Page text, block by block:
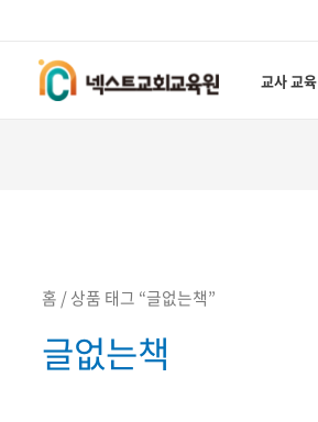
교사 교육
홈 / 상품 태그 “글없는책”
글없는책